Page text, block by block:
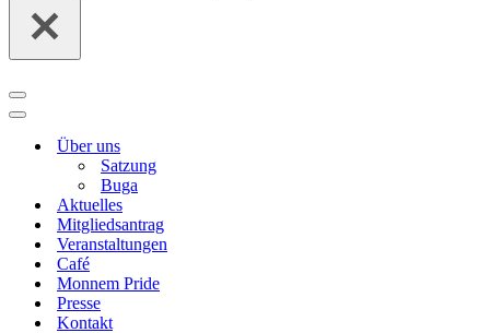
Navigations-
Menü
Navigations-
Über uns
Satzung
Buga
Aktuelles
Mitgliedsantrag
Veranstaltungen
Café
Monnem Pride
Presse
Kontakt